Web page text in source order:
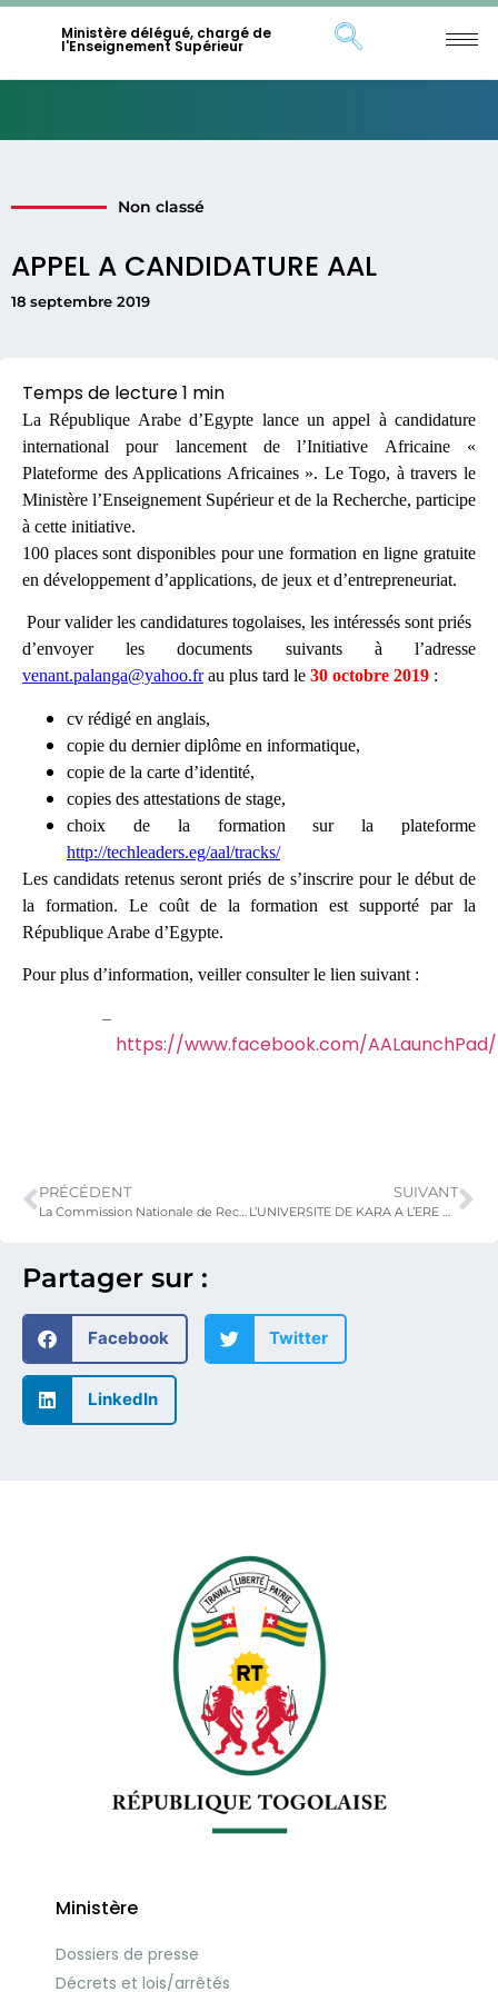
Ministère délégué, chargé de
l'Enseignement Supérieur
APPEL A CANDIDATURE AAL
18 septembre 2019
Non classé
Partager sur :
Facebook Twitter
LinkedIn
La République Arabe d’Egypte lance un appel à candidature
international pour lancement de l’Initiative Africaine «
Plateforme des Applications Africaines ». Le Togo, à travers le
Ministère l’Enseignement Supérieur et de la Recherche, participe
à cette initiative.
100 places sont disponibles pour une formation en ligne gratuite
en développement d’applications, de jeux et d’entrepreneuriat.
Pour valider les candidatures togolaises, les intéressés sont priés
d’envoyer les documents suivants à l’adresse
venant.palanga@yahoo.frau plus tard le 30 octobre 2019 :
cv rédigé en anglais,
copie du dernier diplôme en informatique,
copie de la carte d’identité,
copies des attestations de stage,
choix de la formation sur la plateforme
http://techleaders.eg/aal/tracks/
Les candidats retenus seront priés de s’inscrire pour le début de
la formation. Le coût de la formation est supporté par la
République Arabe d’Egypte.
Pour plus d’information, veiller consulter le lien suivant :
–
https://www.facebook.com/AALaunchPad/
PRÉCÉDENT SUIVANT
Ministère
Dossiers de presse
Décrets et lois/arrêtés